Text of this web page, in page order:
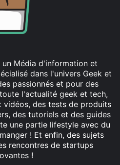
un Média d'information et
dans l'univers Geek et
passionnés et pour des
l'actualité geek et tech,
vidéos, des tests de produits
des tutoriels et des guides
une partie lifestyle avec du
! Et enfin, des sujets
rencontres de startups
!